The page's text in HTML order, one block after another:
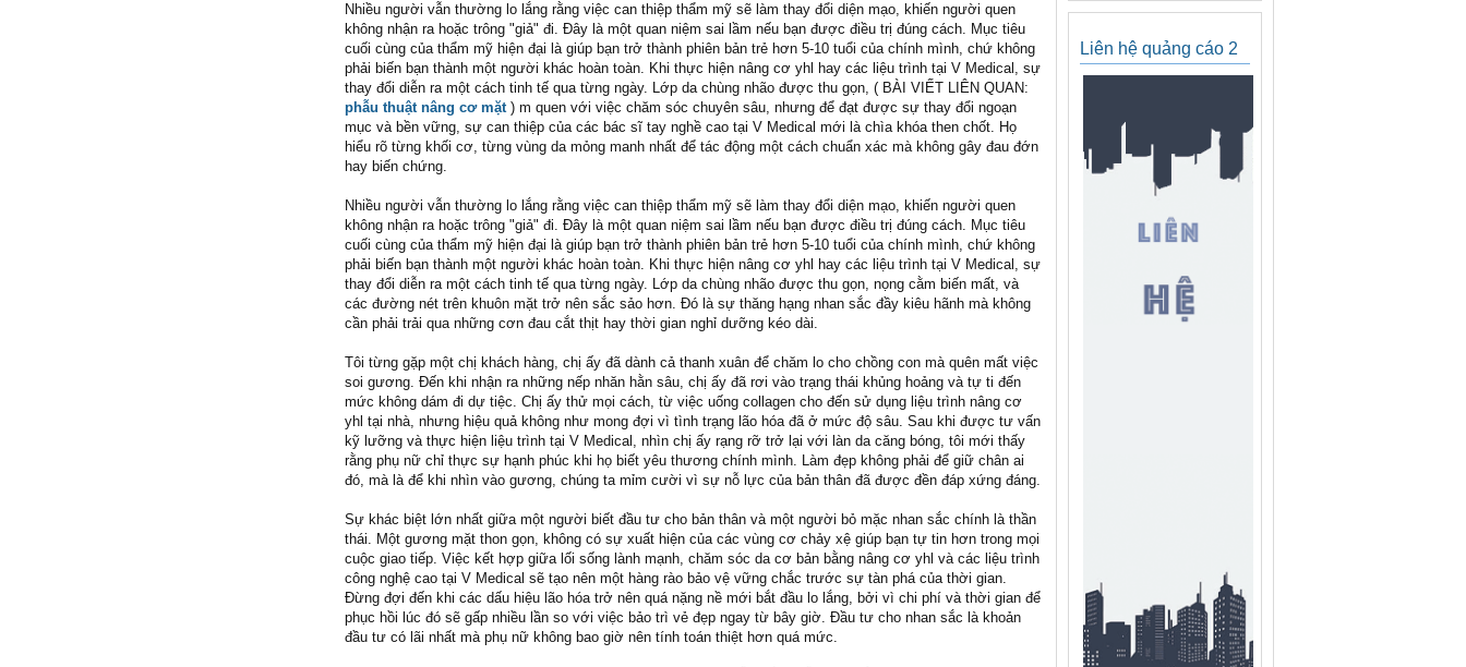
Nhiều người vẫn thường lo lắng rằng việc can thiệp thẩm mỹ sẽ làm thay đổi diện mạo, khiến người quen
không nhận ra hoặc trông "giả" đi. Đây là một quan niệm sai lầm nếu bạn được điều trị đúng cách. Mục tiêu
cuối cùng của thẩm mỹ hiện đại là giúp bạn trở thành phiên bản trẻ hơn 5-10 tuổi của chính mình, chứ không
phải biến bạn thành một người khác hoàn toàn. Khi thực hiện nâng cơ yhl hay các liệu trình tại V Medical, sự
thay đổi diễn ra một cách tinh tế qua từng ngày. Lớp da chùng nhão được thu gọn, ( BÀI VIẾT LIÊN QUAN:
phẫu thuật nâng cơ mặt) m quen với việc chăm sóc chuyên sâu, nhưng để đạt được sự thay đổi ngoạn
mục và bền vững, sự can thiệp của các bác sĩ tay nghề cao tại V Medical mới là chìa khóa then chốt. Họ
hiểu rõ từng khối cơ, từng vùng da mỏng manh nhất để tác động một cách chuẩn xác mà không gây đau đớn
hay biến chứng.
Nhiều người vẫn thường lo lắng rằng việc can thiệp thẩm mỹ sẽ làm thay đổi diện mạo, khiến người quen
không nhận ra hoặc trông "giả" đi. Đây là một quan niệm sai lầm nếu bạn được điều trị đúng cách. Mục tiêu
cuối cùng của thẩm mỹ hiện đại là giúp bạn trở thành phiên bản trẻ hơn 5-10 tuổi của chính mình, chứ không
phải biến bạn thành một người khác hoàn toàn. Khi thực hiện nâng cơ yhl hay các liệu trình tại V Medical, sự
thay đổi diễn ra một cách tinh tế qua từng ngày. Lớp da chùng nhão được thu gọn, nọng cằm biến mất, và
các đường nét trên khuôn mặt trở nên sắc sảo hơn. Đó là sự thăng hạng nhan sắc đầy kiêu hãnh mà không
cần phải trải qua những cơn đau cắt thịt hay thời gian nghỉ dưỡng kéo dài.
Tôi từng gặp một chị khách hàng, chị ấy đã dành cả thanh xuân để chăm lo cho chồng con mà quên mất việc
soi gương. Đến khi nhận ra những nếp nhăn hằn sâu, chị ấy đã rơi vào trạng thái khủng hoảng và tự ti đến
mức không dám đi dự tiệc. Chị ấy thử mọi cách, từ việc uống collagen cho đến sử dụng liệu trình nâng cơ
yhl tại nhà, nhưng hiệu quả không như mong đợi vì tình trạng lão hóa đã ở mức độ sâu. Sau khi được tư vấn
kỹ lưỡng và thực hiện liệu trình tại V Medical, nhìn chị ấy rạng rỡ trở lại với làn da căng bóng, tôi mới thấy
rằng phụ nữ chỉ thực sự hạnh phúc khi họ biết yêu thương chính mình. Làm đẹp không phải để giữ chân ai
đó, mà là để khi nhìn vào gương, chúng ta mỉm cười vì sự nỗ lực của bản thân đã được đền đáp xứng đáng.
Sự khác biệt lớn nhất giữa một người biết đầu tư cho bản thân và một người bỏ mặc nhan sắc chính là thần
thái. Một gương mặt thon gọn, không có sự xuất hiện của các vùng cơ chảy xệ giúp bạn tự tin hơn trong mọi
cuộc giao tiếp. Việc kết hợp giữa lối sống lành mạnh, chăm sóc da cơ bản bằng nâng cơ yhl và các liệu trình
công nghệ cao tại V Medical sẽ tạo nên một hàng rào bảo vệ vững chắc trước sự tàn phá của thời gian.
Đừng đợi đến khi các dấu hiệu lão hóa trở nên quá nặng nề mới bắt đầu lo lắng, bởi vì chi phí và thời gian để
phục hồi lúc đó sẽ gấp nhiều lần so với việc bảo trì vẻ đẹp ngay từ bây giờ. Đầu tư cho nhan sắc là khoản
đầu tư có lãi nhất mà phụ nữ không bao giờ nên tính toán thiệt hơn quá mức.
Liên hệ quảng cáo 2